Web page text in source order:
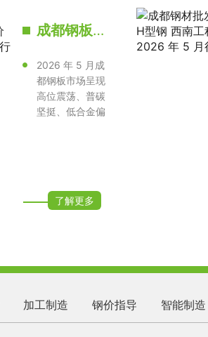
成都钢板批发 Q235B/Q355B 现货 量大价优当日发货｜2026 年 5 月行情走势与价格预测
2026 年 5 月成
都钢板市场呈现
高位震荡、普碳
坚挺、低合金偏
了解更多
加工制造 钢价指导 智能制造